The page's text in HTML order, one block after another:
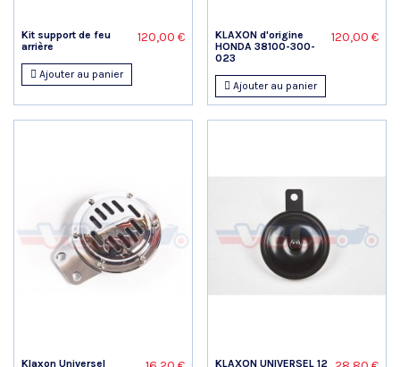
Kit support de feu
arrière
120,00 €
Ajouter au panier
KLAXON d'origine
HONDA 38100-300-
023
120,00 €
Ajouter au panier
Klaxon Universel KLAXON UNIVERSEL 12